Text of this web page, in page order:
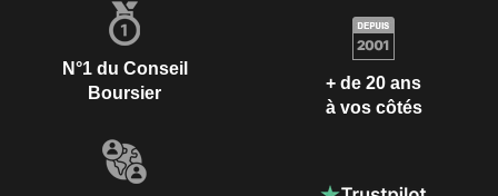
N°1 du Conseil
Boursier
+ de 20 ans
à vos côtés